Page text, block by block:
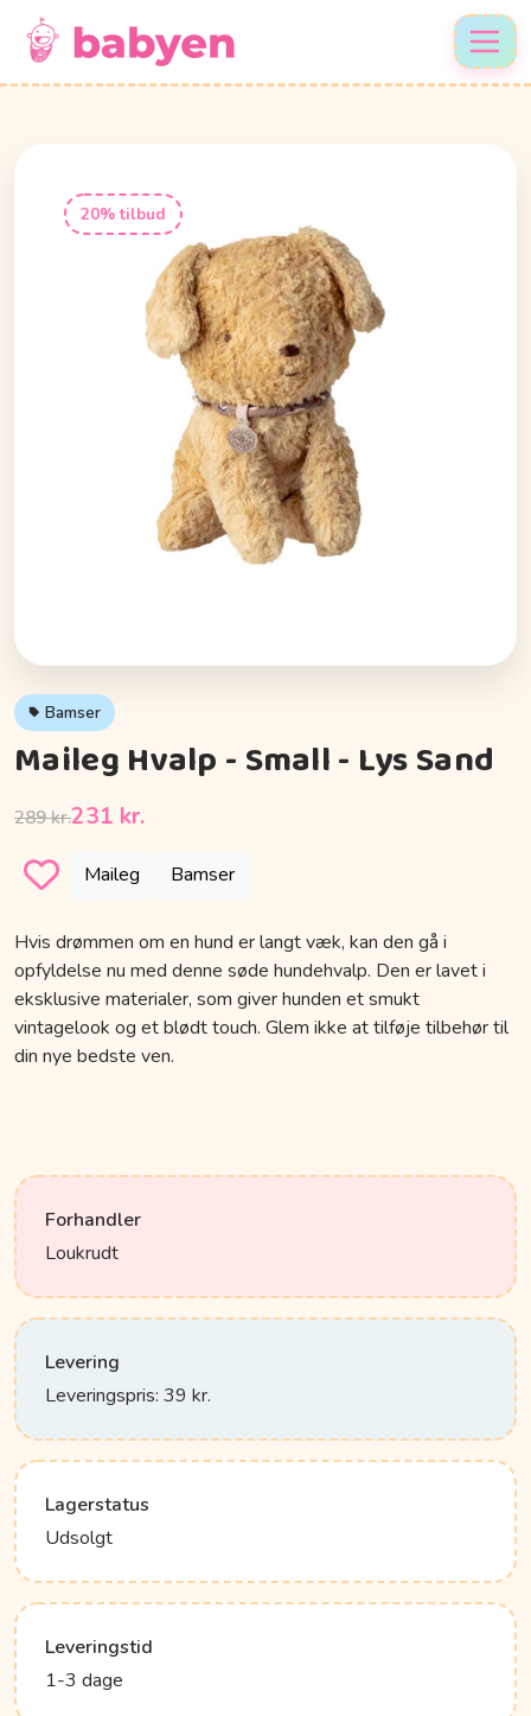
20% tilbud
Bamser
Maileg Hvalp - Small - Lys Sand
289 kr.231 kr.
Maileg Bamser
Hvis drømmen om en hund er langt væk, kan den gå i
opfyldelse nu med denne søde hundehvalp. Den er lavet i
eksklusive materialer, som giver hunden et smukt
vintagelook og et blødt touch. Glem ikke at tilføje tilbehør til
din nye bedste ven.
Forhandler
Loukrudt
Levering
Leveringspris: 39 kr.
Lagerstatus
Udsolgt
Leveringstid
1-3 dage